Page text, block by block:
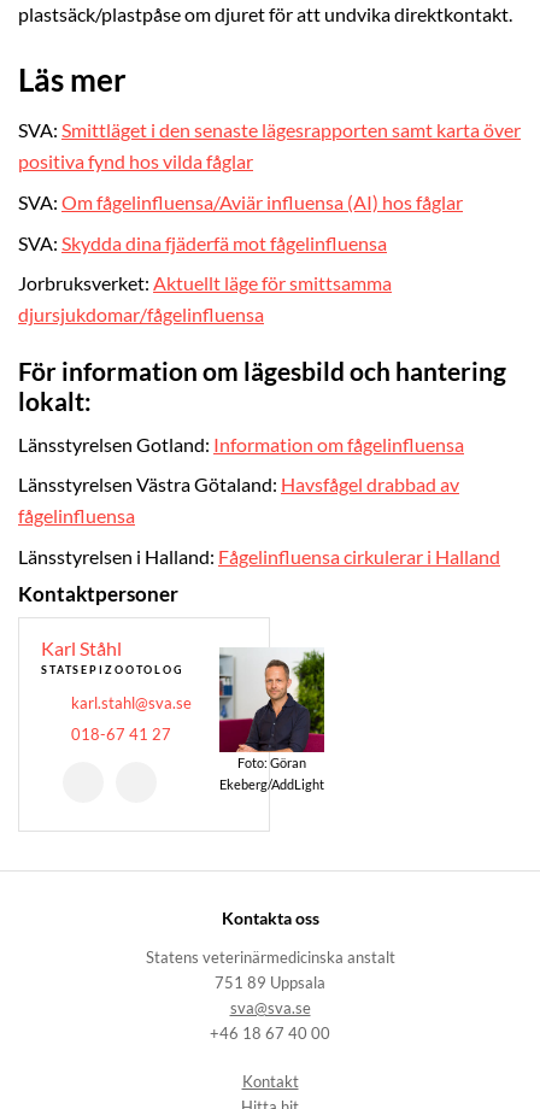
plastsäck/plastpåse om djuret för att undvika direktkontakt.
Läs mer
SVA: Smittläget i den senaste lägesrapporten samt karta över
positiva fynd hos vilda fåglar
SVA: Om fågelinfluensa/Aviär influensa (AI) hos fåglar
SVA: Skydda dina fjäderfä mot fågelinfluensa
Jorbruksverket: Aktuellt läge för smittsamma
djursjukdomar/fågelinfluensa
För information om lägesbild och hantering
lokalt:
Länsstyrelsen Gotland: Information om fågelinfluensa
Länsstyrelsen Västra Götaland: Havsfågel drabbad av
fågelinfluensa
Länsstyrelsen i Halland: Fågelinfluensa cirkulerar i Halland
Kontaktpersoner
Karl Ståhl
STATSEPIZOOTOLOG
karl.stahl@sva.se
018-67 41 27
Foto: Göran
Ekeberg/AddLight
Kontakta oss
Statens veterinärmedicinska anstalt
751 89 Uppsala
sva@sva.se
+46 18 67 40 00
Kontakt